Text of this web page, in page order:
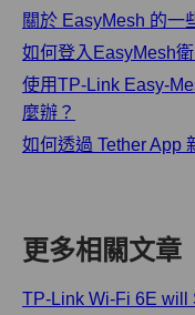
關於 EasyMesh 的一
如何登入EasyMesh
使用TP-Link Easy-
麼辦？
如何透過 Tether App
更多相關文章
TP-Link Wi-Fi 6E